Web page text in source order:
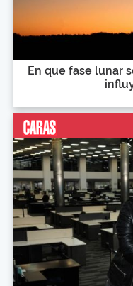
En que fase lunar